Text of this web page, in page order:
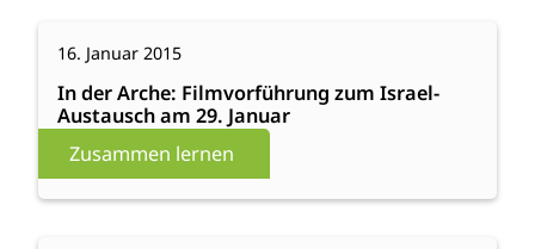
Zusammen lernen
16. Januar 2015
In der Arche: Filmvorführung zum Israel-
Austausch am 29. Januar
In
der
Arche:
Filmvorführung
zum
Israel-